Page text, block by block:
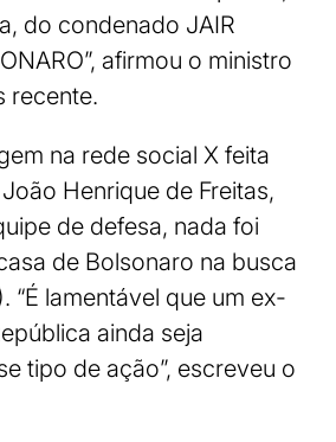
do condenado JAIR
afirmou o ministro
recente.
na rede social X feita
Henrique de Freitas,
de defesa, nada foi
de Bolsonaro na busca
“É lamentável que um ex-
ainda seja
tipo de ação”, escreveu o